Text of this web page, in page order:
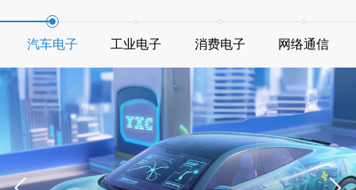
汽车电子 工业电子 消费电子 网络通信